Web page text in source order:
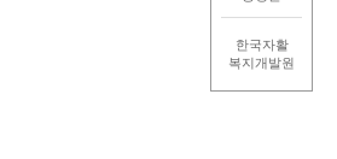
한국자활
복지개발원